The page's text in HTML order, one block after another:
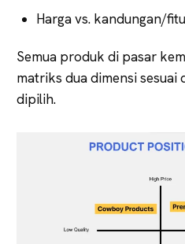
Harga vs. kandungan/
Semua produk di pasar
matriks dua dimensi sesuai
dipilih.